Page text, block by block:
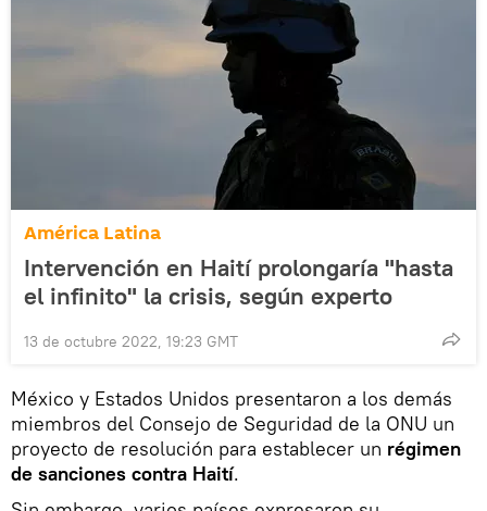
América Latina
Intervención en Haití prolongaría "hasta
el infinito" la crisis, según experto
13 de octubre 2022, 19:23 GMT
México y Estados Unidos presentaron a los demás
miembros del Consejo de Seguridad de la ONU un
proyecto de resolución para establecer un régimen
de sanciones contra Haití.